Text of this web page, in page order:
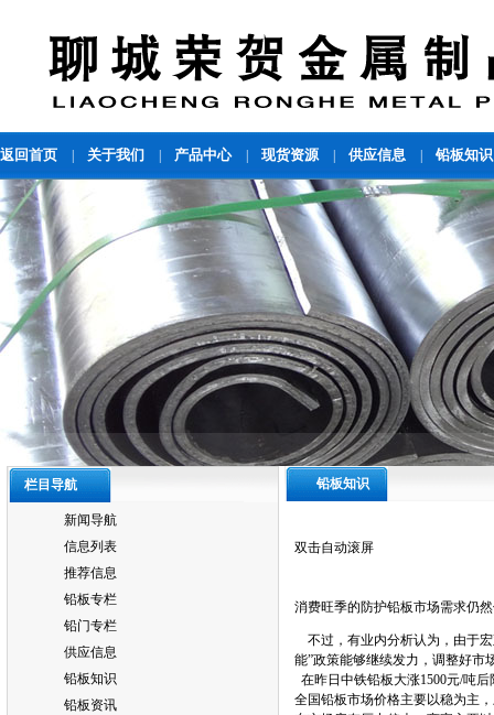
返回首页 关于我们 产品中心 现货资源 供应信息 铅板知识
栏目导航
新闻导航
信息列表
推荐信息
铅板专栏
铅门专栏
供应信息
铅板知识
铅板资讯
铅板知识
双击自动滚屏
消费旺季的防护铅板市场需求仍
不过，有业内分析认为，由于
能”政策能够继续发力，调整好市
在昨日中铁铅板大涨1500元/吨
全国铅板市场价格主要以稳为主